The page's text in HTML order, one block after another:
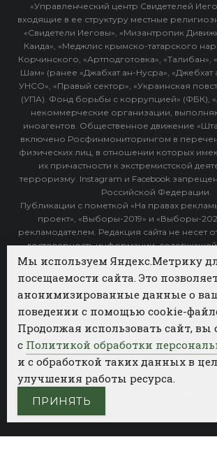
«Управленческий центр Свидетелей
входящие в ее структуру местные
«Свидетели Иеговы», «Мизантропик
Каида», «Меджлис крымско-татарского
Корчинского, «Артподготовка», «Талибан»,
Шам» (ранее «Джабхат ан-Нусра», «Джебхат
УНСО», «Правый сектор», «Украинская
(УПА). Фонд борьбы с коррупцией» (ФБК),
некоммерческие организации,
иноагентов. Общественное движение
включено Росфинмониторингом в
физических лиц, в отношении которых
их причастности к экстремистской
терроризму. Instagram и Facebook
Российской Федерации.
Публикации с пометкой «На правах
проект», «Выборы-2019» и «Выборы-
рекламодателем. Редакция сайта не несет
достоверность информации,
объявлениях.
ФОТОБАНК АГЕНТСТВА БИЗНЕС
РЕГИОНЫ ПОЛИТИКА
Мы используем Яндекс.Метрику
посещаемости сайта. Это
анонимизированные данные о
поведении с помощью cookie-
Продолжая использовать сайт, вы
с Политикой обработки
и с обработкой таких данных в
улучшения работы ресурса.
ПРИНЯТЬ